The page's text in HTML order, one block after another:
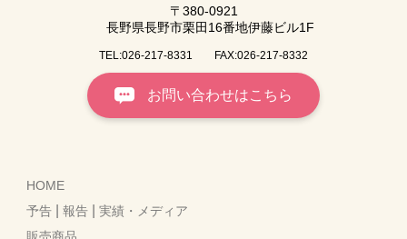
〒380-0921
長野県長野市栗田16番地伊藤ビル1F
TEL:026-217-8331 FAX:026-217-8332
お問い合わせはこちら
HOME
予告 |報告 |実績・メディア
販売商品